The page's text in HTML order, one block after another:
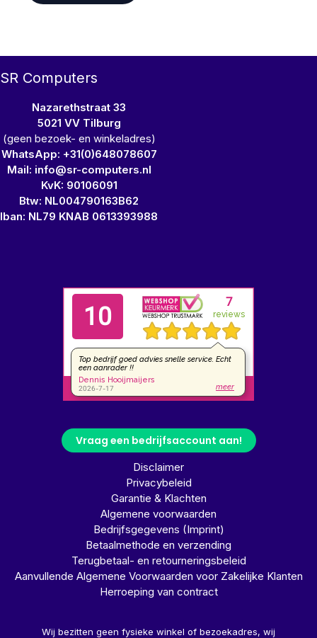
SR Computers
Nazarethstraat 33
5021 VV Tilburg
(geen bezoek- en winkeladres)
WhatsApp: +31(0)648078607
Mail: info@sr-computers.nl
KvK: 90106091
Btw: NL004790163B62
Iban: NL79 KNAB 0613393988
Vraag een bedrijfsaccount aan!
Disclaimer
Privacybeleid
Garantie & Klachten
Algemene voorwaarden
Bedrijfsgegevens (Imprint)
Betaalmethode en verzending
Terugbetaal- en retourneringsbeleid
Aanvullende Algemene Voorwaarden voor Zakelijke Klanten
Herroeping van contract
Wij bezitten geen fysieke winkel of bezoekadres, wij